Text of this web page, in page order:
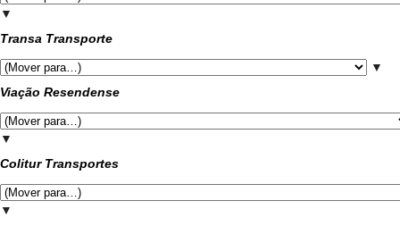
▼
Transa Transporte
▼
Viação Resendense
▼
Colitur Transportes
▼